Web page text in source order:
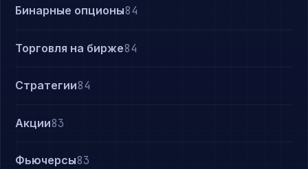
Бинарные опционы84
Торговля на бирже84
Стратегии84
Акции83
Фьючерсы83